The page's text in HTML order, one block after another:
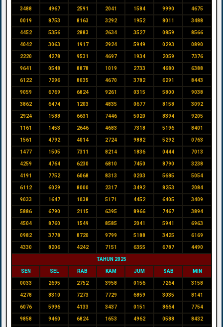
3488 4967 2591 2041 1584 9990 4675
0019 8753 8163 3292 1952 8011 3488
4452 5356 2883 2634 3527 0859 8566
4042 3063 1917 2924 5949 0293 0890
2220 4278 9531 4697 1934 2059 7376
9641 0548 8878 1019 2733 4680 6388
6122 7296 8035 4670 3782 6291 8443
9059 6769 6824 9261 0315 5800 9038
3862 6474 1203 4835 0677 8158 3092
2924 1588 6631 7446 5020 8394 9205
1161 1453 2646 4683 7318 5196 8401
1561 4792 4014 2724 9882 5292 0763
1477 1505 7311 8214 1836 0444 7013
4259 4764 6230 6810 7450 8790 3238
4191 7752 6068 8313 0203 5685 5054
6112 6029 8000 2317 3492 8253 2084
9033 1647 1038 5171 4452 6405 3409
5886 6790 2115 6395 8966 7467 3894
4504 8760 1549 8585 2041 5941 6963
0982 3778 8720 9799 5188 3425 6169
4330 8206 4242 7151 6355 6787 4490
TAHUN 2025
SEN SEL RAB KAM JUM SAB MIN
0033 2695 2752 3958 0156 7264 3158
4278 8310 7273 7729 6859 3035 8141
6076 5996 4133 3437 0151 8664 7754
9858 9460 6824 1653 4962 0588 8432